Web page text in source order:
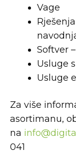
Vage
Softver
Usluge
Usluge
Za više
asortimanu,
na
041